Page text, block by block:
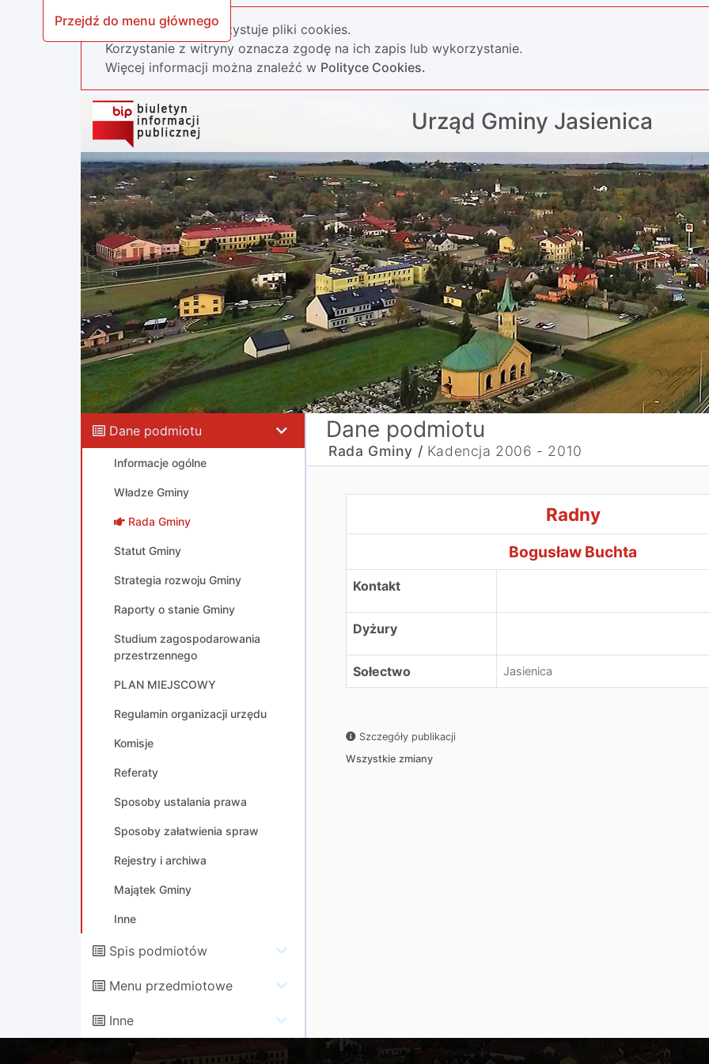
Przejdź do menu głównego
Nasza strona wykorzystuje pliki cookies.
Korzystanie z witryny oznacza zgodę na ich zapis lub wykorzystanie.
Więcej informacji można znaleźć w Polityce Cookies.
Urząd Gminy Jasienica
Dane podmiotu
Informacje ogólne
Władze Gminy
Rada Gminy
Statut Gminy
Strategia rozwoju Gminy
Raporty o stanie Gminy
Studium zagospodarowania
przestrzennego
PLAN MIEJSCOWY
Regulamin organizacji urzędu
Komisje
Referaty
Sposoby ustalania prawa
Sposoby załatwienia spraw
Rejestry i archiwa
Majątek Gminy
Inne
Spis podmiotów
Menu przedmiotowe
Inne
Dane podmiotu
Rada Gminy / Kadencja 2006 - 2010
Radny
Bogusław Buchta
Kontakt
Dyżury
Sołectwo Jasienica
Szczegóły publikacji
Wszystkie zmiany